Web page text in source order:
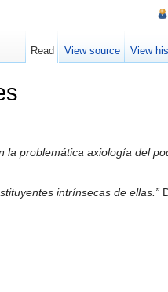
problemática axiología del
intrínsecas de ellas.”
Read View source View